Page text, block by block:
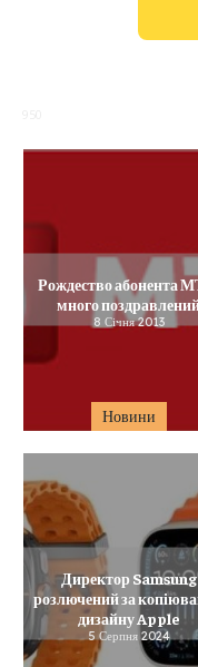
Новини
Рождество абонента
много
8 Січня 2013
Директор Samsung
розлючений за
дизайну Apple
5 Серпня 2024